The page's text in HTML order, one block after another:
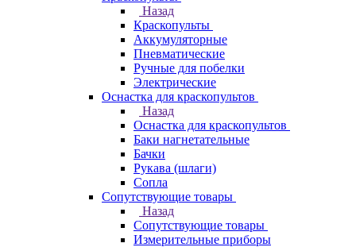
Назад
Краскопульты
Аккумуляторные
Пневматические
Ручные для побелки
Электрические
Оснастка для краскопультов
Назад
Оснастка для краскопультов
Баки нагнетательные
Бачки
Рукава (шлаги)
Сопла
Сопутствующие товары
Назад
Сопутствующие товары
Измерительные приборы